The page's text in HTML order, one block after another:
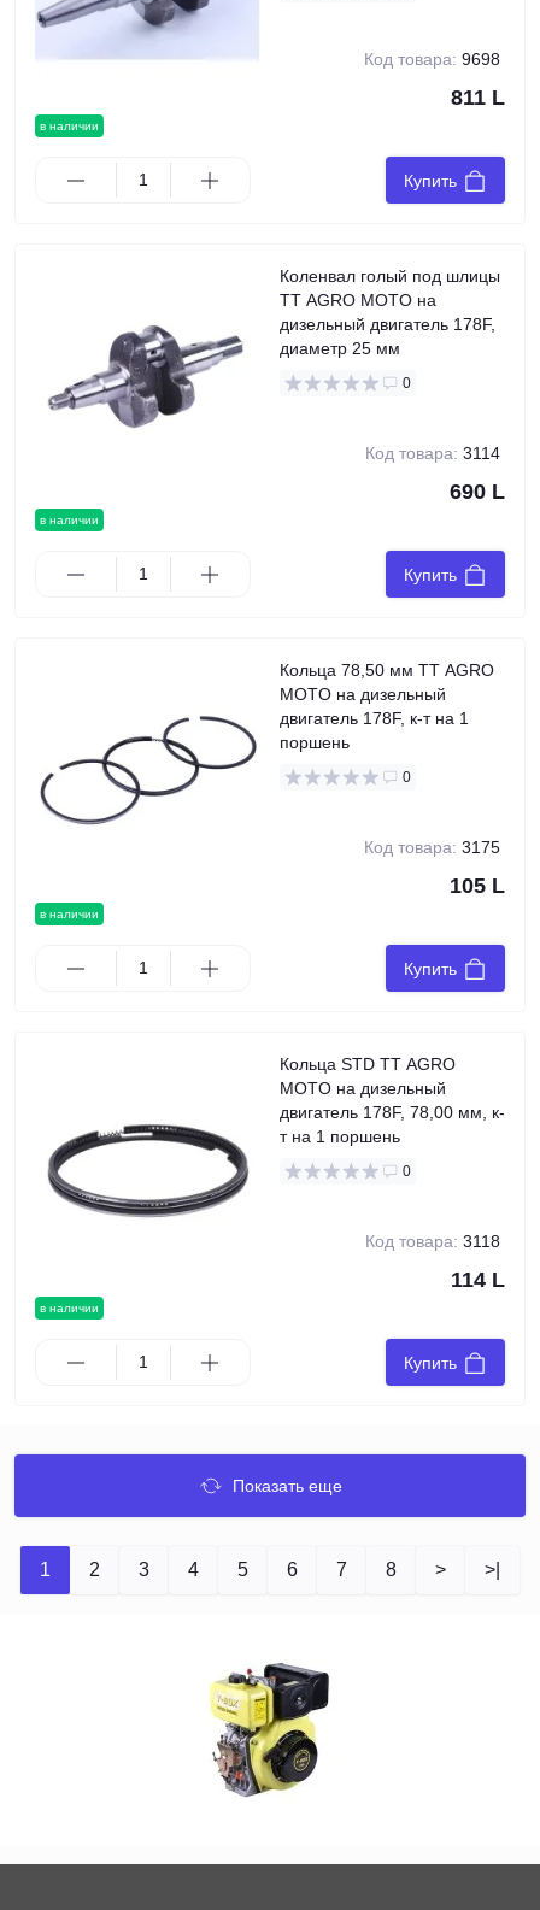
в наличии
Код товара: 9698
811 L
Купить
в наличии
Коленвал голый под шлицы
TT AGRO MOTO на
дизельный двигатель 178F,
диаметр 25 мм
0
Код товара: 3114
690 L
Купить
в наличии
Кольца 78,50 мм TT AGRO
MOTO на дизельный
двигатель 178F, к-т на 1
поршень
0
Код товара: 3175
105 L
Купить
в наличии
Кольца STD TT AGRO
MOTO на дизельный
двигатель 178F, 78,00 мм, к-
т на 1 поршень
0
Код товара: 3118
114 L
Купить
Показать еще
1 2 3 4 5 6 7 8 > >|